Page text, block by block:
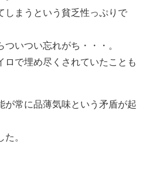
しまうという貧乏性っぷりで
いつい忘れがち・・・。
ロで埋め尽くされていたことも
が常に品薄気味という矛盾が起
。